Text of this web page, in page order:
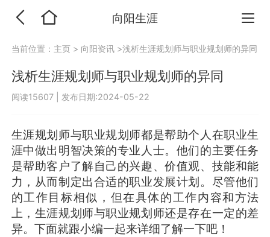
向阳生涯
当前位置： 主页 > 向阳资讯 >浅析生涯规划师与职业规划师的异同
浅析生涯规划师与职业规划师的异同
阅读15607 发布日期:2024-05-22
生涯规划师与职业规划师都是帮助个人在职业生
涯中做出明智决策的专业人士。他们的主要任务
是帮助客户了解自己的兴趣、价值观、技能和能
力，从而制定出合适的职业发展计划。尽管他们
的工作目标相似，但在具体的工作内容和方法
上，生涯规划师与职业规划师还是存在一定的差
异。下面就跟小编一起来详细了解一下吧！